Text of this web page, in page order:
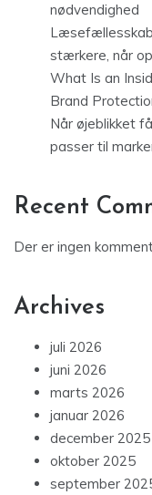
nødvendighed
stærkere, når
What Is an
Brand
Når øjeblikket
passer til
Recent
Der er ingen
Archives
juli 2026
juni 2026
marts 2026
januar 2026
december 2025
oktober 2025
september